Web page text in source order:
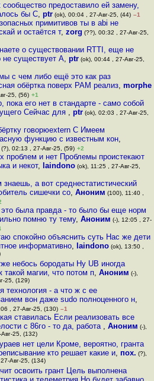
предоставило ей замену,
бы C, ptr(ok), 00:04 , 27-Авг-25, (44) –1
примитивов ты в abi не
и остаётся т, zorg (??), 00:32 , 27-Авг-25,
о существовании RTTI, еще не
не существует А,ptr (ok), 00:44 , 27-Авг-25,
с чем либо ещё это как раз
обёртка поверх PAM реализ, morphe
25, (56) +1
пока его нет в стандарте - само собой
Сейчас для , ptr(ok), 02:03 , 27-Авг-25,
говорюextern C Имеем
функцию с известным кон,
(?), 02:13 , 27-Авг-25, (59) +2
проблем и нет Проблемы проистекают
и некот, laindono(ok), 11:25 , 27-Авг-25,
а вот среднестатистический
сишечки со,Аноним (100), 11:40 ,
была правда - то было бы еще норм
помню ту тему, Аноним (-), 12:05 , 27-
спокойно объяснить суть Нас же дети
информативно, laindono(ok), 13:50 ,
небось бородаты Ну UB иногда
такой магии, что потом п, Аноним (-),
25, (129)
технология - а что ж с ее
вон даже sudo полноценного н,
, 27-Авг-25, (130) –1
ставилась Если реализовать все
с 86го - то да, работа ,Аноним (-),
25, (132)
нет цели Кроме, вероятно, гранта
кто решает какие и, пох. (?),
Авг-25, (134)
освоить грант Цель выполнена